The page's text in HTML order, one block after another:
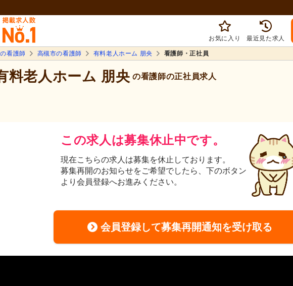
お気に入り 最近見た求人
看護師 高槻市の看護師 有料老人ホーム 朋央 看護師・正社員
料老人ホーム 朋央 の看護師の正社員求人
この求人は募集休止中です。
現在こちらの求人は募集を休止しております。
募集再開のお知らせをご希望でしたら、下のボタン
より会員登録へお進みください。
会員登録して募集再開通知を受け取る